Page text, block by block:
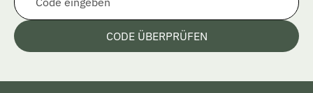
CODE ÜBERPRÜFEN